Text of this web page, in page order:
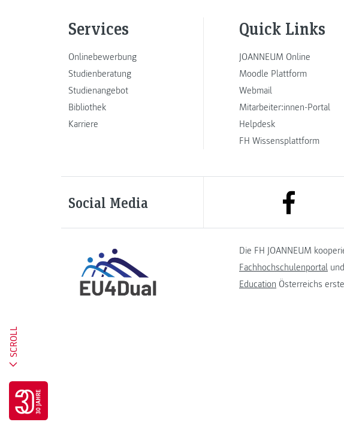
SCROLL
Services
Onlinebewerbung
Studienberatung
Studienangebot
Bibliothek
Karriere
Quick Links
JOANNEUM Online
Moodle Plattform
Webmail
Mitarbeiter:innen-Portal
Helpdesk
FH Wissensplattform
Social Media link to
Die FH JOANNEUM
Fachhochschulenportal
Education Österreichs